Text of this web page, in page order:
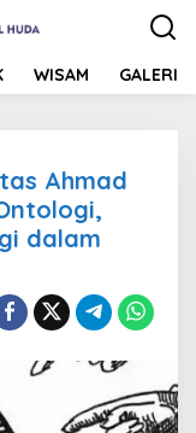
WISAM GALERI
Ahmad
dalam